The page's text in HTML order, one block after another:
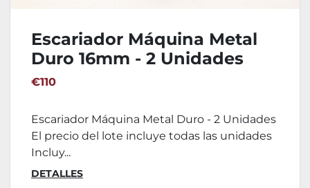
Escariador Máquina Metal
Duro 16mm - 2 Unidades
€110
Escariador Máquina Metal Duro - 2 Unidades
El precio del lote incluye todas las unidades
Incluy...
DETALLES